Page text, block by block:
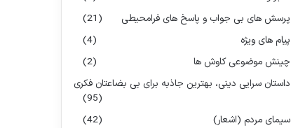
پرسش های بی جواب و پاسخ های فرامحیطی
(21)
پیام های ویژه
(4)
چینش موضوعی کاوش ها
(2)
داستان سرایی دینی، بهترین جاذبه برای بی بضاعتان فکری
(95)
سیمای مردم (اشعار)
(42)